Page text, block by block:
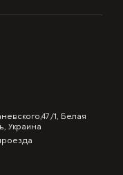
1, Белая
Украина